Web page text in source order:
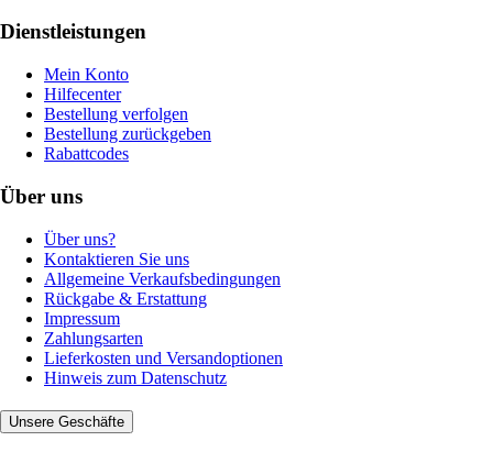
Dienstleistungen
Mein Konto
Hilfecenter
Bestellung verfolgen
Bestellung zurückgeben
Rabattcodes
Über uns
Über uns?
Kontaktieren Sie uns
Allgemeine Verkaufsbedingungen
Rückgabe & Erstattung
Impressum
Zahlungsarten
Lieferkosten und Versandoptionen
Hinweis zum Datenschutz
Unsere Geschäfte